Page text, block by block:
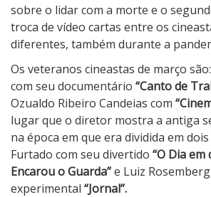
sobre o lidar com a morte e o
troca de vídeo cartas entre os
diferentes, também durante a
Os veteranos cineastas de março
com seu documentário “Canto de
Ozualdo Ribeiro Candeias com
lugar que o diretor mostra a antiga
na época em que era dividida em
Furtado com seu divertido “O Dia
Encarou o Guarda”e Luiz
experimental “Jornal”.